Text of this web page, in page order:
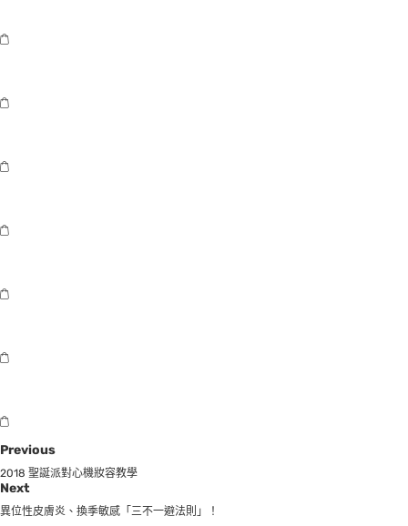
Previous
2018 聖誕派對心機妝容教學
Next
異位性皮膚炎、換季敏感「三不一避法則」！